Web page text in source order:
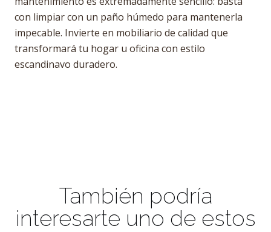
con limpiar con un paño húmedo para mantenerla
impecable. Invierte en mobiliario de calidad que
transformará tu hogar u oficina con estilo
escandinavo duradero.
También podría
interesarte uno de estos